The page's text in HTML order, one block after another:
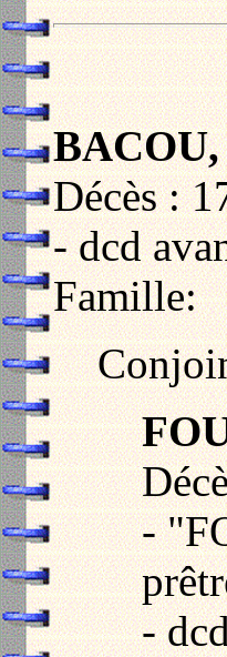
BACOU,
Décès :
- dcd
Famille:
-
-